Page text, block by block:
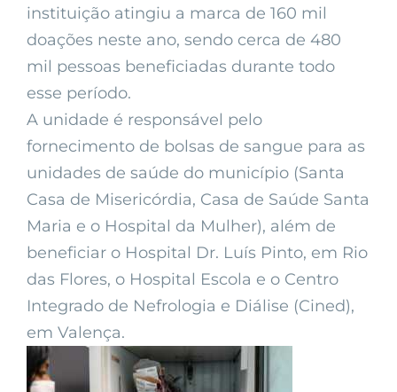
instituição atingiu a marca de 160 mil
doações neste ano, sendo cerca de 480
mil pessoas beneficiadas durante todo
esse período.
A unidade é responsável pelo
fornecimento de bolsas de sangue para as
unidades de saúde do município (Santa
Casa de Misericórdia, Casa de Saúde Santa
Maria e o Hospital da Mulher), além de
beneficiar o Hospital Dr. Luís Pinto, em Rio
das Flores, o Hospital Escola e o Centro
Integrado de Nefrologia e Diálise (Cined),
em Valença.